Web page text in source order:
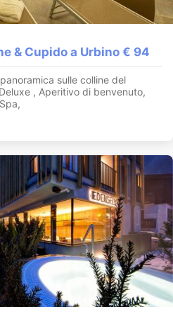
& Cupido a Urbino € 94
sulle colline del
, Aperitivo di benvenuto,